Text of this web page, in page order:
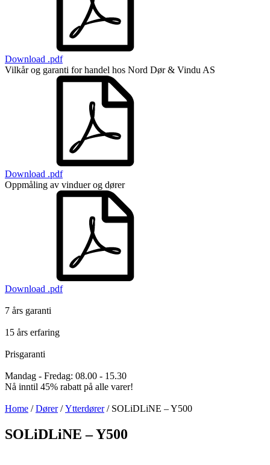
Download .pdf
Vilkår og garanti for handel hos Nord Dør & Vindu AS
Download .pdf
Oppmåling av vinduer og dører
Download .pdf
7 års garanti
15 års erfaring
Prisgaranti
Mandag - Fredag: 08.00 - 15.30
Nå inntil 45% rabatt på alle varer!
Home /Dører/Ytterdører/ SOLiDLiNE – Y500
SOLiDLiNE – Y500